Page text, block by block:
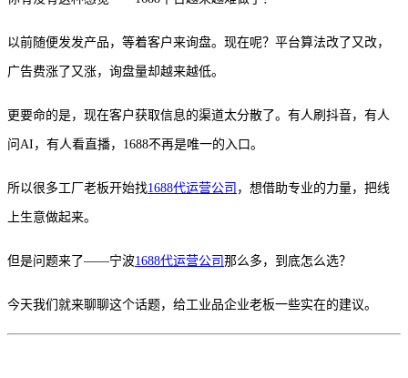
以前随便发发产品，等着客户来询盘。现在呢？平台算法改了又改，
广告费涨了又涨，询盘量却越来越低。
更要命的是，现在客户获取信息的渠道太分散了。有人刷抖音，有人
问AI，有人看直播，1688不再是唯一的入口。
所以很多工厂老板开始找1688代运营公司 ，想借助专业的力量，把线
上生意做起来。
但是问题来了——宁波1688代运营公司 那么多，到底怎么选？
今天我们就来聊聊这个话题，给工业品企业老板一些实在的建议。